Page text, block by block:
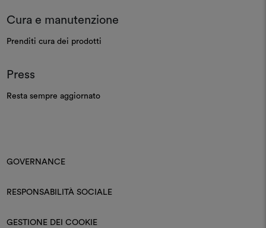
Cura e manutenzione
Prenditi cura dei prodotti
Press
Resta sempre aggiornato
GOVERNANCE
RESPONSABILITÀ SOCIALE
GESTIONE DEI COOKIE